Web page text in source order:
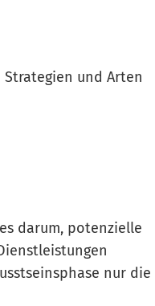
und Arten
darum, potenzielle
nur die